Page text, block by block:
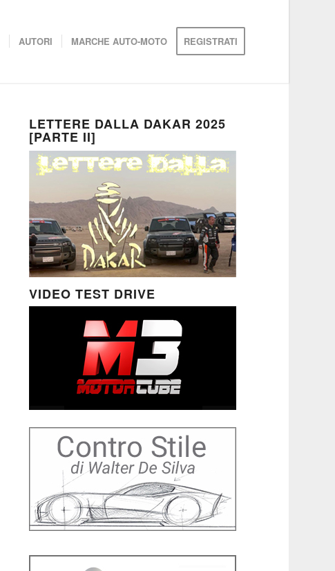
AUTORI MARCHE AUTO-MOTO REGISTRATI
LETTERE DALLA DAKAR 2025
[PARTE II]
VIDEO TEST DRIVE